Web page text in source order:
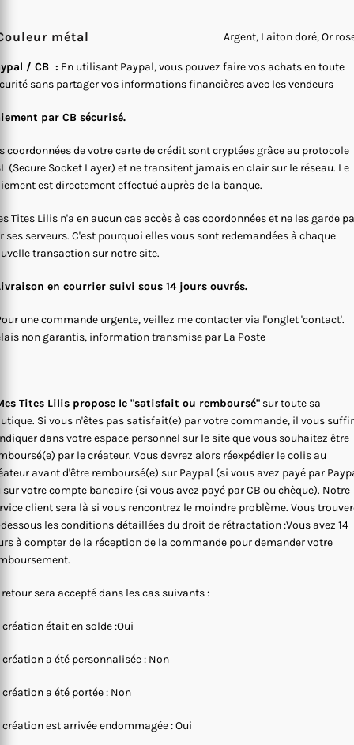
métal Argent, Laiton doré, Or
/ CB : En utilisant Paypal, vous pouvez faire vos achats en toute
sans partager vos informations financières avec les vendeurs
par CB sécurisé.
coordonnées de votre carte de crédit sont cryptées grâce au protocole
(Secure Socket Layer) et ne transitent jamais en clair sur le réseau. Le
est directement effectué auprès de la banque.
Tites Lilis n'a en aucun cas accès à ces coordonnées et ne les garde
ses serveurs. C'est pourquoi elles vous sont redemandées à chaque
transaction sur notre site.
en courrier suivi sous 14 jours ouvrés.
une commande urgente, veillez me contacter via l'onglet 'contact'.
non garantis, information transmise par La Poste
Tites Lilis propose le "satisfait ou remboursé" sur toute sa
Si vous n'êtes pas satisfait(e) par votre commande, il vous
dans votre espace personnel sur le site que vous souhaitez être
par le créateur. Vous devrez alors réexpédier le colis au
avant d'être remboursé(e) sur Paypal (si vous avez payé par
sur votre compte bancaire (si vous avez payé par CB ou chèque). Notre
client sera là si vous rencontrez le moindre problème. Vous
les conditions détaillées du droit de rétractation :Vous avez 14
à compter de la réception de la commande pour demander votre
retour sera accepté dans les cas suivants :
création était en solde :Oui
création a été personnalisée : Non
création a été portée : Non
création est arrivée endommagée : Oui